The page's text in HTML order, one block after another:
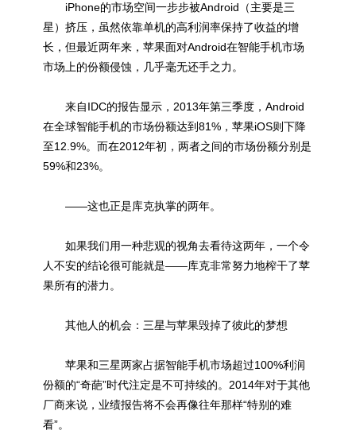
iPhone的市场空间一步步被Android（主要是三
星）挤压，虽然依靠单机的高利润率保持了收益的增
长，但最近两年来，苹果面对Android在智能手机市场
市场上的份额侵蚀，几乎毫无还手之力。
来自IDC的报告显示，2013年第三季度，Android
在全球智能手机的市场份额达到81%，苹果iOS则下降
至12.9%。而在2012年初，两者之间的市场份额分别是
59%和23%。
——这也正是库克执掌的两年。
如果我们用一种悲观的视角去看待这两年，一个令
人不安的结论很可能就是——库克非常努力地榨干了苹
果所有的潜力。
其他人的机会：三星与苹果毁掉了彼此的梦想
苹果和三星两家占据智能手机市场超过100%利润
份额的“奇葩”时代注定是不可持续的。2014年对于其他
厂商来说，业绩报告将不会再像往年那样“特别的难
看”。